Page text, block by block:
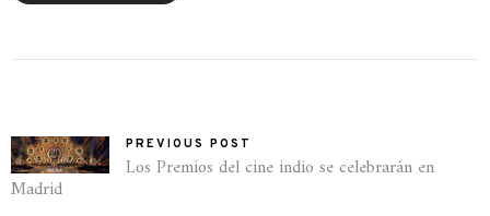
PREVIOUS POST
Los Premios del cine indio se celebrarán en
Madrid